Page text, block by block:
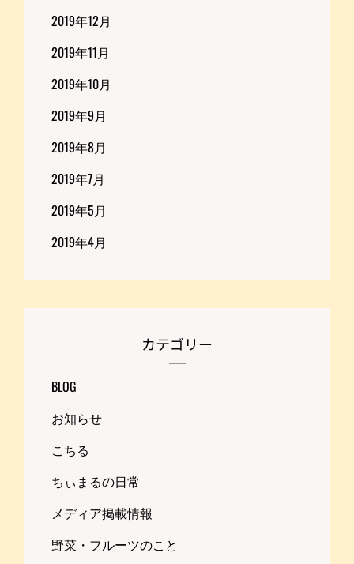
2019年12月
2019年11月
2019年10月
2019年9月
2019年8月
2019年7月
2019年5月
2019年4月
カテゴリー
BLOG
お知らせ
こちる
ちぃまるの日常
メディア掲載情報
野菜・フルーツのこと